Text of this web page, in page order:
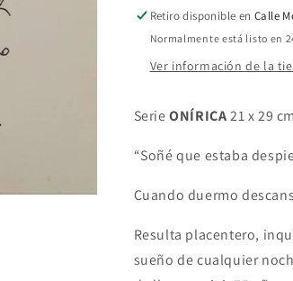
Retiro disponible en Calle
Normalmente está listo en
Ver información de la
SerieONÍRICA21 x 29
“Soñé que estaba
Cuando duermo
Resulta placentero,
sueño de cualquier